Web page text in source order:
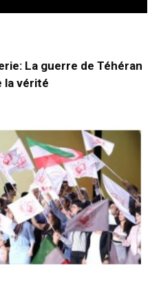
La guerre de Téhéran
la vérité